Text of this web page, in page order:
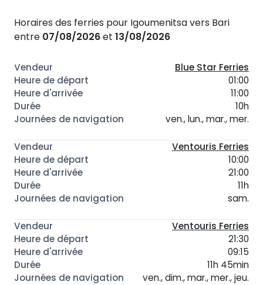
Horaires des ferries pour Igoumenitsa vers Bari
entre 07/08/2026et 13/08/2026
Blue Star Ferries
01:00
11:00
10h
ven., lun., mar., mer.
Ventouris Ferries
10:00
21:00
11h
sam.
Ventouris Ferries
21:30
09:15
11h 45min
ven., dim., mar., mer., jeu.